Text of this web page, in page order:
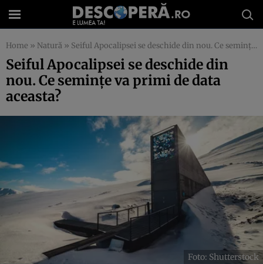
Home » Natură » Seiful Apocalipsei se deschide din nou. Ce semințe va primi de data aceasta?
Seiful Apocalipsei se deschide din
nou. Ce semințe va primi de data
aceasta?
Foto: Shutterstock